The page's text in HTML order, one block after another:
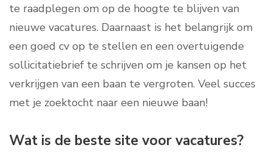
te raadplegen om op de hoogte te blijven van
nieuwe vacatures. Daarnaast is het belangrijk om
een goed cv op te stellen en een overtuigende
sollicitatiebrief te schrijven om je kansen op het
verkrijgen van een baan te vergroten. Veel succes
met je zoektocht naar een nieuwe baan!
Wat is de beste site voor vacatures?